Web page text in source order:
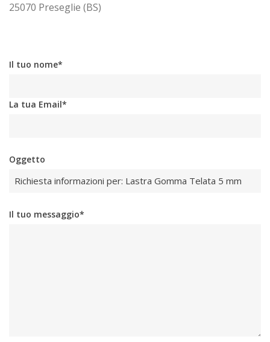
25070 Preseglie (BS)
Il tuo nome*
La tua Email*
Oggetto
Il tuo messaggio*